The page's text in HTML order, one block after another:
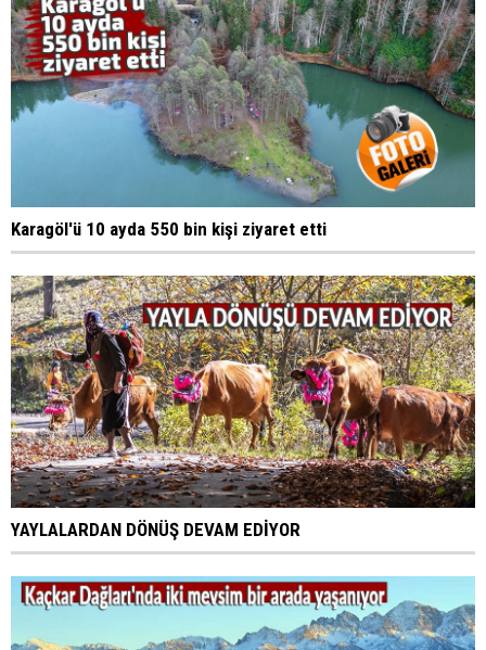
Karagöl'ü 10 ayda 550 bin kişi ziyaret etti
YAYLALARDAN DÖNÜŞ DEVAM EDİYOR